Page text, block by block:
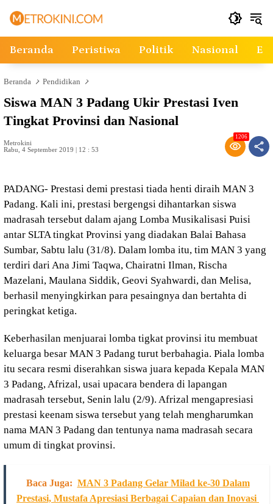
Beranda Peristiwa Politik Nasional
Beranda Pendidikan
Siswa MAN 3 Padang Ukir Prestasi Iven
Tingkat Provinsi dan Nasional
Metrokini
Rabu, 4 September 2019 | 12 : 53
1206
PADANG- Prestasi demi prestasi tiada henti diraih MAN 3
Padang. Kali ini, prestasi bergengsi dihantarkan siswa
madrasah tersebut dalam ajang Lomba Musikalisasi Puisi
antar SLTA tingkat Provinsi yang diadakan Balai Bahasa
Sumbar, Sabtu lalu (31/8). Dalam lomba itu, tim MAN 3 yang
terdiri dari Ana Jimi Taqwa, Chairatni Ilman, Rischa
Mazelani, Maulana Siddik, Geovi Syahwardi, dan Melisa,
berhasil menyingkirkan para pesaingnya dan bertahta di
peringkat ketiga.
Keberhasilan menjuarai lomba tigkat provinsi itu membuat
keluarga besar MAN 3 Padang turut berbahagia. Piala lomba
itu secara resmi diserahkan siswa juara kepada Kepala MAN
3 Padang, Afrizal, usai upacara bendera di lapangan
madrasah tersebut, Senin lalu (2/9). Afrizal mengapresiasi
prestasi keenam siswa tersebut yang telah mengharumkan
nama MAN 3 Padang dan tentunya nama madrasah secara
umum di tingkat provinsi.
Baca Juga: MAN 3 Padang Gelar Milad ke-30 Dalam
Prestasi, Mustafa Apresiasi Berbagai Capaian dan Inovasi